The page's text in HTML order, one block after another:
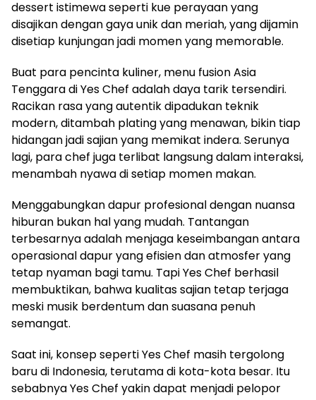
dessert istimewa seperti kue perayaan yang
disajikan dengan gaya unik dan meriah, yang dijamin
disetiap kunjungan jadi momen yang memorable.
Buat para pencinta kuliner, menu fusion Asia
Tenggara di Yes Chef adalah daya tarik tersendiri.
Racikan rasa yang autentik dipadukan teknik
modern, ditambah plating yang menawan, bikin tiap
hidangan jadi sajian yang memikat indera. Serunya
lagi, para chef juga terlibat langsung dalam interaksi,
menambah nyawa di setiap momen makan.
Menggabungkan dapur profesional dengan nuansa
hiburan bukan hal yang mudah. Tantangan
terbesarnya adalah menjaga keseimbangan antara
operasional dapur yang efisien dan atmosfer yang
tetap nyaman bagi tamu. Tapi Yes Chef berhasil
membuktikan, bahwa kualitas sajian tetap terjaga
meski musik berdentum dan suasana penuh
semangat.
Saat ini, konsep seperti Yes Chef masih tergolong
baru di Indonesia, terutama di kota-kota besar. Itu
sebabnya Yes Chef yakin dapat menjadi pelopor